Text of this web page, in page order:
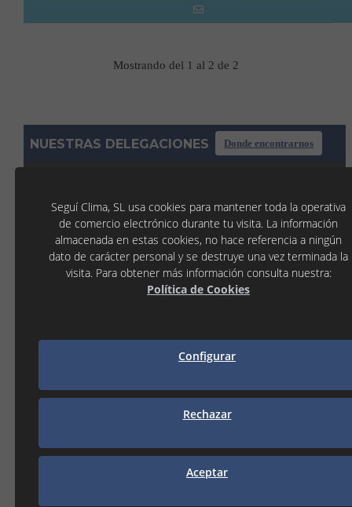
Mostrando del 1 al 2 de 2
NUESTRAS DELEGACIONES Donde encontrarnos
C/ La Noguera, 7 P.I. Llevant
25300 TÀRREGA (Lleida)
973 31 45 53
tarrega@seguiclima.com
De 07:30H a 19:00H
MANRESA
938 74 82 42
manresa@seguiclima.com
Seguí Clima, SL usa cookies para mantener toda la operativa
de comercio electrónico durante tu visita. La información
almacenada en estas cookies, no hace referencia a ningún
dato de carácter personal y se destruye una vez terminada la
visita. Para obtener más información consulta nuestra:
Política de Cookies
Configurar
Rechazar
Aceptar